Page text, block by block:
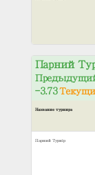
Парний
-3.73
Название турнира
Парний Турнір